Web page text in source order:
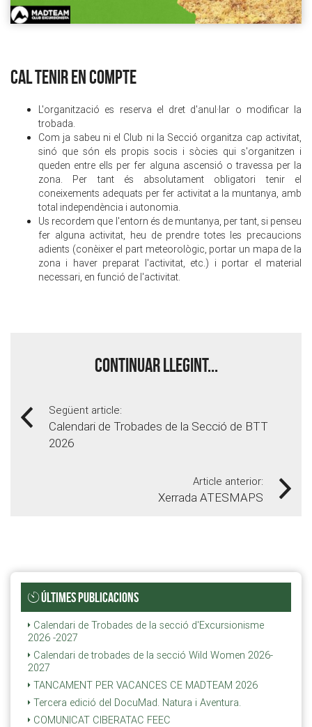
CAL TENIR EN COMPTE
L'organització es reserva el dret d'anul·lar o modificar la
trobada.
Com ja sabeu ni el Club ni la Secció organitza cap activitat,
sinó que són els propis socis i sòcies qui s'organitzen i
queden entre ells per fer alguna ascensió o travessa per la
zona. Per tant és absolutament obligatori tenir el
coneixements adequats per fer activitat a la muntanya, amb
total independència i autonomia.
Us recordem que l'entorn és de muntanya, per tant, si penseu
fer alguna activitat, heu de prendre totes les precaucions
adients (conèixer el part meteorològic, portar un mapa de la
zona i haver preparat l'activitat, etc.) i portar el material
necessari, en funció de l'activitat.
Continuar llegint...
Següent article:
Calendari de Trobades de la Secció de BTT
2026
Article anterior:
Xerrada ATESMAPS
ÚLTIMES PUBLICACIONS
Calendari de Trobades de la secció d'Excursionisme
2026 -2027
Calendari de trobades de la secció Wild Women 2026-
2027
TANCAMENT PER VACANCES CE MADTEAM 2026
Tercera edició del DocuMad. Natura i Aventura.
COMUNICAT CIBERATAC FEEC